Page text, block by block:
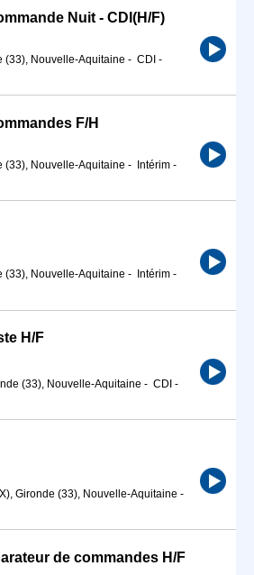
Nuit - CDI(H/F)
(33), Nouvelle-Aquitaine - CDI -
F/H
(33), Nouvelle-Aquitaine - Intérim -
(33), Nouvelle-Aquitaine - Intérim -
H/F
(33), Nouvelle-Aquitaine - CDI -
Gironde (33), Nouvelle-Aquitaine -
de commandes H/F